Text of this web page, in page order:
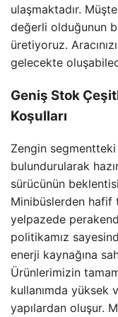
ulaşmaktadır.
değerli olduğunun
üretiyoruz.
gelecekte
Geniş Stok
Koşulları
Zengin
bulundurularak
sürücünün
Minibüslerden
yelpazede
politikamız
enerji kaynağına
Ürünlerimizin
kullanımda yüksek
yapılardan oluşur.